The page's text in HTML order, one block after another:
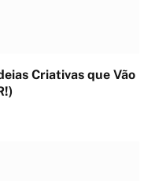
Criativas que Vão